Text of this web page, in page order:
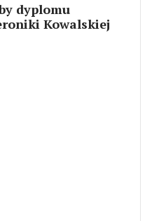
dyplomu
Kowalskiej